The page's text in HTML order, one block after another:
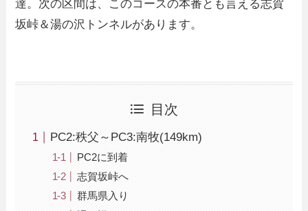
達。次の区間は、このコースの本番とも言える志賀
坂峠＆湯の沢トンネルがあります。
目次
PC2:秩父～PC3:南牧(149km)
PC2に到着
志賀坂峠へ
群馬県入り